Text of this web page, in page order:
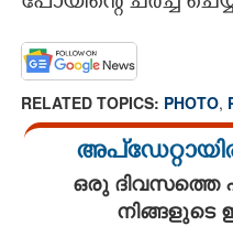
RELATED TOPICS: PHOTO,
ഒരു ദിവസത്തെ